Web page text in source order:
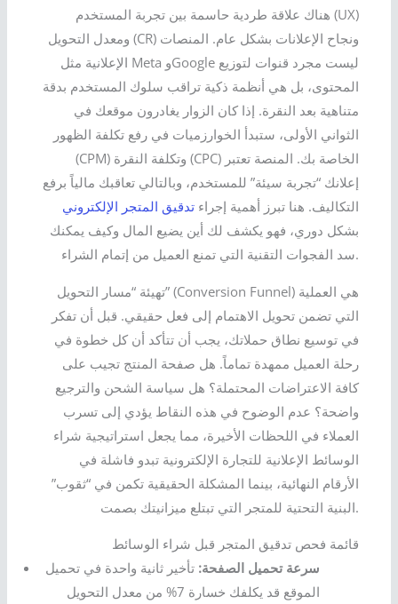
هناك علاقة طردية حاسمة بين تجربة المستخدم (UX)
ومعدل التحويل (CR) ونجاح الإعلانات بشكل عام. المنصات
الإعلانية مثل Meta وGoogle ليست مجرد قنوات لتوزيع
المحتوى، بل هي أنظمة ذكية تراقب سلوك المستخدم بدقة
متناهية بعد النقرة. إذا كان الزوار يغادرون موقعك في
الثواني الأولى، ستبدأ الخوارزميات في رفع تكلفة الظهور
(CPM) وتكلفة النقرة (CPC) الخاصة بك. المنصة تعتبر
إعلانك “تجربة سيئة” للمستخدم، وبالتالي تعاقبك مالياً برفع
التكاليف. هنا تبرز أهمية إجراءتدقيق المتجر الإلكتروني
بشكل دوري، فهو يكشف لك أين يضيع المال وكيف يمكنك
سد الفجوات التقنية التي تمنع العميل من إتمام الشراء.
تهيئة “مسار التحويل” (Conversion Funnel) هي العملية
التي تضمن تحويل الاهتمام إلى فعل حقيقي. قبل أن تفكر
في توسيع نطاق حملاتك، يجب أن تتأكد أن كل خطوة في
رحلة العميل ممهدة تماماً. هل صفحة المنتج تجيب على
كافة الاعتراضات المحتملة؟ هل سياسة الشحن والترجيع
واضحة؟ عدم الوضوح في هذه النقاط يؤدي إلى تسرب
العملاء في اللحظات الأخيرة، مما يجعل استراتيجية شراء
الوسائط الإعلانية للتجارة الإلكترونية تبدو فاشلة في
الأرقام النهائية، بينما المشكلة الحقيقية تكمن في “ثقوب”
البنية التحتية للمتجر التي تبتلع ميزانيتك بصمت.
قائمة فحص تدقيق المتجر قبل شراء الوسائط
سرعة تحميل الصفحة: تأخير ثانية واحدة في تحميل
الموقع قد يكلفك خسارة 7% من معدل التحويل